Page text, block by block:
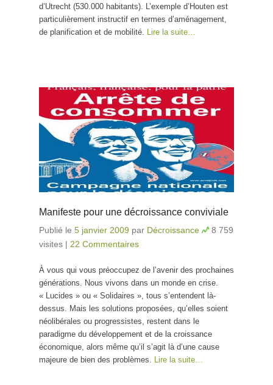
d’Utrecht (530.000 habitants). L’exemple d’Houten est
particulièrement instructif en termes d’aménagement,
de planification et de mobilité. Lire la suite…
Manifeste pour une décroissance conviviale
Publié le 5 janvier 2009 par Décroissance
8 759
visites | 22 Commentaires
À vous qui vous préoccupez de l’avenir des prochaines
générations. Nous vivons dans un monde en crise.
« Lucides » ou « Solidaires », tous s’entendent là-
dessus. Mais les solutions proposées, qu’elles soient
néolibérales ou progressistes, restent dans le
paradigme du développement et de la croissance
économique, alors même qu’il s’agit là d’une cause
majeure de bien des problèmes. Lire la suite…